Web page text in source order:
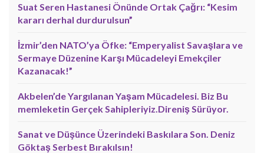
Suat Seren Hastanesi Önünde Ortak Çağrı: “Kesim
kararı derhal durdurulsun”
İzmir’den NATO’ya Öfke: “Emperyalist Savaşlara ve
Sermaye Düzenine Karşı Mücadeleyi Emekçiler
Kazanacak!”
Akbelen’de Yargılanan Yaşam Mücadelesi. Biz Bu
memleketin Gerçek Sahipleriyiz.Direniş Sürüyor.
Sanat ve Düşünce Üzerindeki Baskılara Son. Deniz
Göktaş Serbest Bırakılsın!